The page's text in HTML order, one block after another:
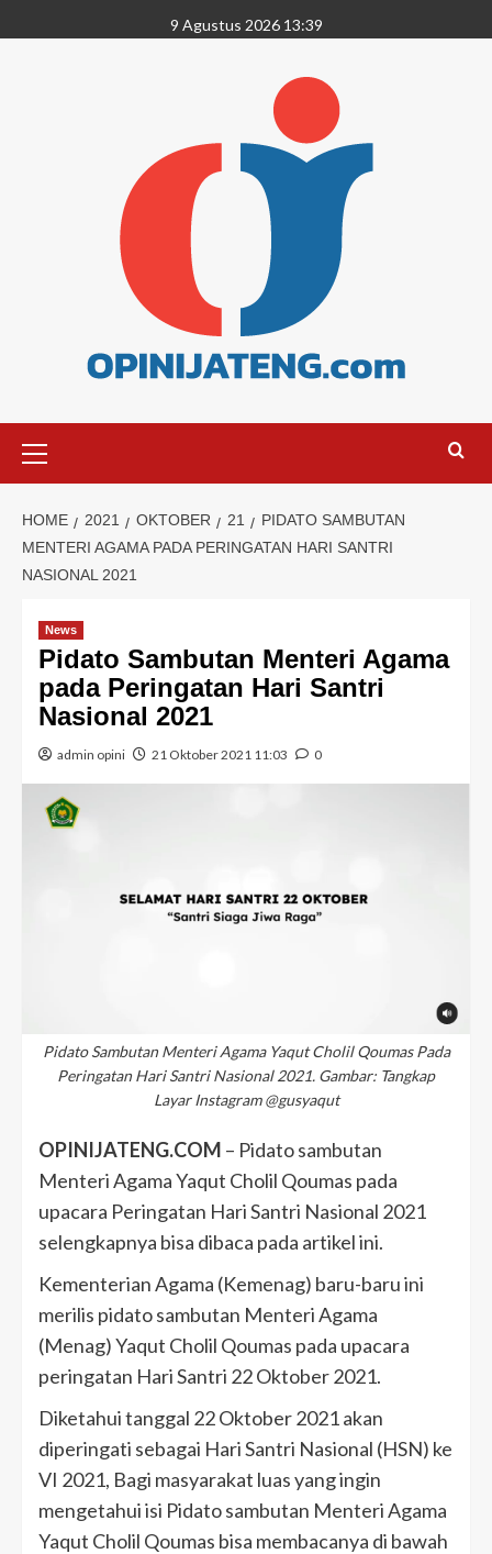
9 Agustus 2026 13:39
HOME 2021 OKTOBER 21
PIDATO SAMBUTAN
MENTERI AGAMA PADA PERINGATAN HARI SANTRI
NASIONAL 2021
News
Pidato Sambutan Menteri Agama
pada Peringatan Hari Santri
Nasional 2021
admin opini 21 Oktober 2021 11:03 0
Pidato Sambutan Menteri Agama Yaqut Cholil Qoumas Pada
Peringatan Hari Santri Nasional 2021. Gambar: Tangkap
Layar Instagram @gusyaqut
OPINIJATENG.COM – Pidato sambutan
Menteri Agama Yaqut Cholil Qoumas pada
upacara Peringatan Hari Santri Nasional 2021
selengkapnya bisa dibaca pada artikel ini.
Kementerian Agama (Kemenag) baru-baru ini
merilis pidato sambutan Menteri Agama
(Menag) Yaqut Cholil Qoumas pada upacara
peringatan Hari Santri 22 Oktober 2021.
Diketahui tanggal 22 Oktober 2021 akan
diperingati sebagai Hari Santri Nasional (HSN) ke
VI 2021, Bagi masyarakat luas yang ingin
mengetahui isi Pidato sambutan Menteri Agama
Yaqut Cholil Qoumas bisa membacanya di bawah